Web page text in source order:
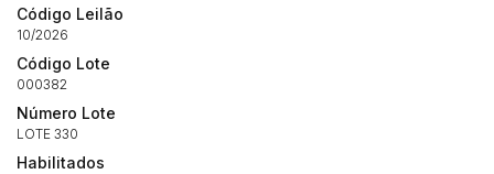
Código Leilão
10/2026
Código Lote
000382
Número Lote
LOTE 330
Habilitados
Envie sua Proposta
(Art. 895, CPC)
Habilite-se para efetuar lances ou
propostas